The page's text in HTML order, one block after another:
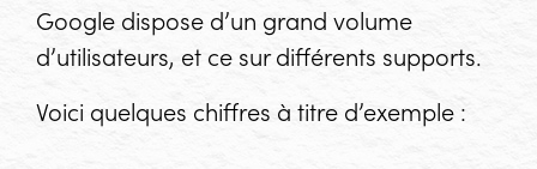
Google dispose d’un grand volume
d’utilisateurs, et ce sur différents supports.
Voici quelques chiffres à titre d’exemple :